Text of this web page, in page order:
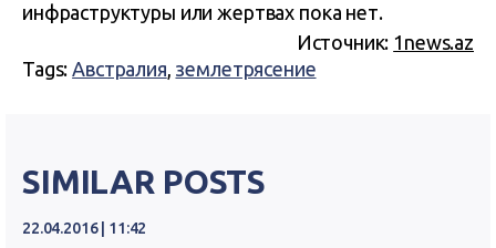
инфраструктуры или жертвах пока нет.
Источник: 1news.az
Tags:Австралия, землетрясение
SIMILAR POSTS
22.04.2016 | 11:42